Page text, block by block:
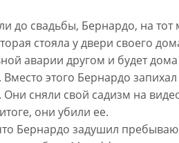
до свадьбы, Бернардо, на
стояла у двери своего
аварии другом и будет
Вместо этого Бернардо
Они сняли свой садизм на
они убили ее.
Бернардо задушил